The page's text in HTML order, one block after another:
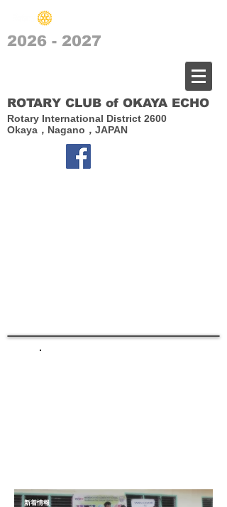
2026 - 2027
ROTARY CLUB of OKAYA ECHO
Rotary International District 2600
Okaya，Nagano，JAPAN
​新着情報